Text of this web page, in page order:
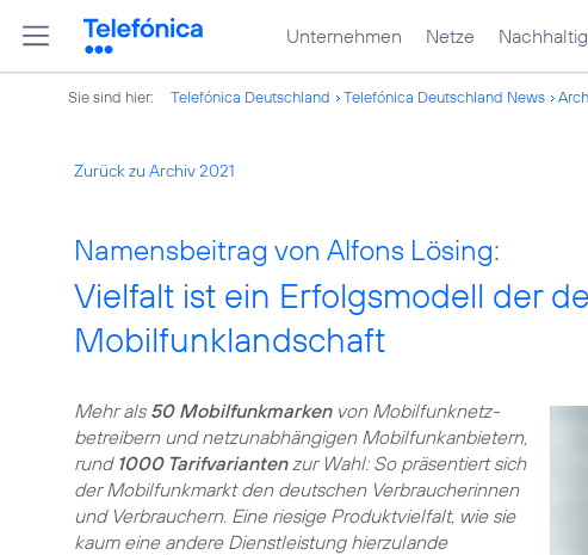
Unternehmen Netze
Sie sind hier: Telefónica Deutschland Telefónica Deutschland News
Zurück zu Archiv 2021
Namensbeitrag von Alfons Lösing:
Vielfalt ist ein Erfolgsmodell der
Mobilfunklandschaft
Mehr als 50 Mobilfunkmarkenvon Mobilfunknetz­
betreibern und netzunabhängigen Mobilfunkanbietern,
rund 1000 Tarifvariantenzur Wahl: So präsentiert sich
der Mobilfunkmarkt den deutschen Verbraucherinnen
und Verbrauchern. Eine riesige Produktvielfalt, wie sie
kaum eine andere Dienstleistung hierzulande